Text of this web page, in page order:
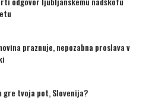
praznuje, nepozabna proslava v
gre tvoja pot, Slovenija?